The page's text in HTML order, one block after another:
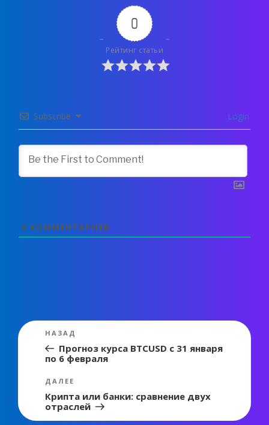
0
Рейтинг статьи
Subscribe Login
0 КОММЕНТАРИЕВ
Навигация
записям
Предыдущая
запись:
НАЗАД
Прогноз курса BTCUSD с 31 января
по 6 февраля
Следующая
запись
ДАЛЕЕ
Крипта или банки: сравнение двух
отраслей